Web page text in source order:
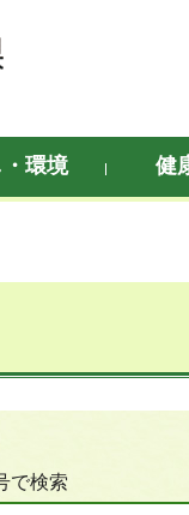
・環境 健
で検索